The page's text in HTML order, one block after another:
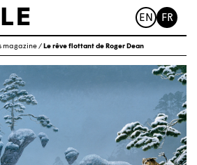
EN FR
magazine/ Le rêve flottant de Roger Dean